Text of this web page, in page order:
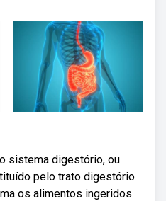
sistema digestório, ou
pelo trato digestório
os alimentos ingeridos